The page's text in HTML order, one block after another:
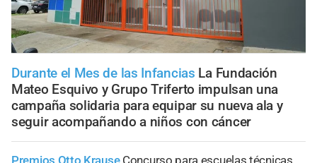
Durante el Mes de las Infancias La Fundación
Mateo Esquivo y Grupo Triferto impulsan una
campaña solidaria para equipar su nueva ala y
seguir acompañando a niños con cáncer
Premios Otto Krause Concurso para escuelas técnicas